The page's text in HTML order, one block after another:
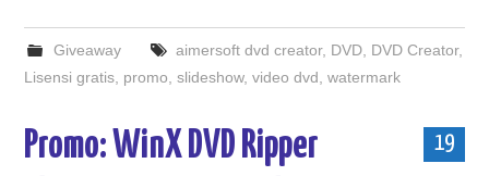
Giveaway aimersoft dvd creator, DVD, DVD Creator,
Lisensi gratis promo ,slideshow,video dvd ,watermark
19
Promo: WinX DVD Ripper